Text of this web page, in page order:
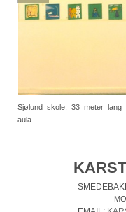
Sjølund skole. 33 meter lang
aula